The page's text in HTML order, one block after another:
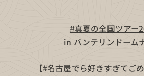
#真夏の全国ツアー
🏰in バンテリンドーム
【#名古屋でら好きすぎてご